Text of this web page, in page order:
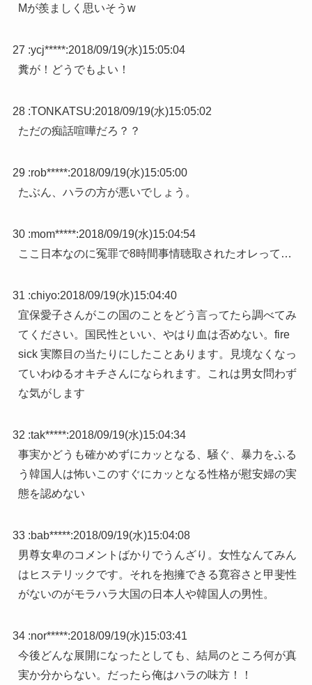
Mが羨ましく思いそうw
27 :ycj*****:2018/09/19(水)15:05:04
糞が！どうでもよい！
28 :TONKATSU:2018/09/19(水)15:05:02
ただの痴話喧嘩だろ？？
29 :rob*****:2018/09/19(水)15:05:00
たぶん、ハラの方が悪いでしょう。
30 :mom*****:2018/09/19(水)15:04:54
ここ日本なのに冤罪で8時間事情聴取されたオレって…
31 :chiyo:2018/09/19(水)15:04:40
宜保愛子さんがこの国のことをどう言ってたら調べてみ
てください。国民性といい、やはり血は否めない。fire
sick 実際目の当たりにしたことあります。見境なくなっ
ていわゆるオキチさんになられます。これは男女問わず
な気がします
32 :tak*****:2018/09/19(水)15:04:34
事実かどうも確かめずにカッとなる、騒ぐ、暴力をふる
う韓国人は怖いこのすぐにカッとなる性格が慰安婦の実
態を認めない
33 :bab*****:2018/09/19(水)15:04:08
男尊女卑のコメントばかりでうんざり。女性なんてみん
はヒステリックです。それを抱擁できる寛容さと甲斐性
がないのがモラハラ大国の日本人や韓国人の男性。
34 :nor*****:2018/09/19(水)15:03:41
今後どんな展開になったとしても、結局のところ何が真
実か分からない。だったら俺はハラの味方！！